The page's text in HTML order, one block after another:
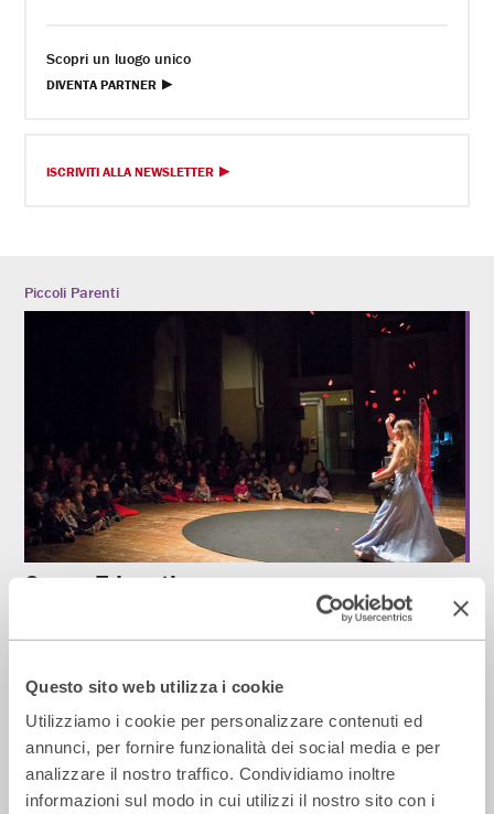
Questo sito web utilizza i cookie
Utilizziamo i cookie per personalizzare contenuti ed
annunci, per fornire funzionalità dei social media e per
analizzare il nostro traffico. Condividiamo inoltre
informazioni sul modo in cui utilizzi il nostro sito con i
Scopri un luogo unico
DIVENTA PARTNER
ISCRIVITI ALLA NEWSLETTER
Piccoli Parenti
Opera Education
Piccoli Parenti